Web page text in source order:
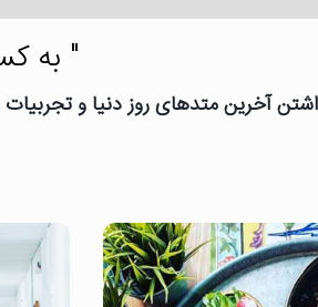
" به
آخرین متدهای روز دنیا و